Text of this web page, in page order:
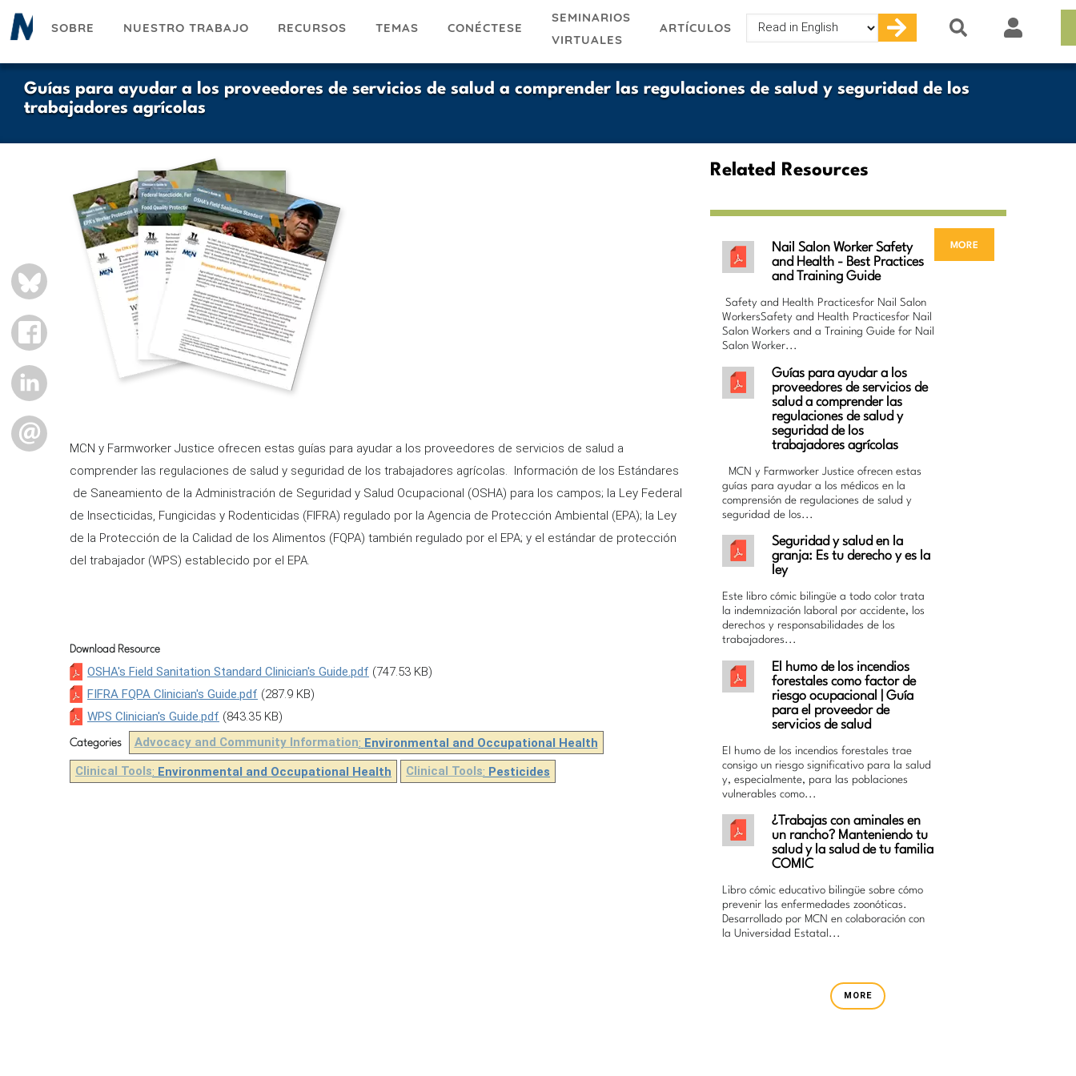
Pasar
principal
SOBRE NUESTRO TRABAJO RECURSOS TEMAS CONÉCTESE
SEMINARIOS
VIRTUALES
ARTÍCULOS
Select
your
Guías para ayudar a los proveedores de servicios de salud a comprender las regulaciones de salud y seguridad de los
trabajadores agrícolas
BLUESKY
FACEBOOK
LINKEDIN
EMAIL
MCN y Farmworker Justice ofrecen estas guías para ayudar a los proveedores de servicios de salud a
comprender las regulaciones de salud y seguridad de los trabajadores agrícolas. Información de los Estándares
de Saneamiento de la Administración de Seguridad y Salud Ocupacional (OSHA) para los campos; la Ley Federal
de Insecticidas, Fungicidas y Rodenticidas (FIFRA) regulado por la Agencia de Protección Ambiental (EPA); la Ley
de la Protección de la Calidad de los Alimentos (FQPA) también regulado por el EPA; y el estándar de protección
del trabajador (WPS) establecido por el EPA.
Download Resource
OSHA's Field Sanitation Standard Clinician's Guide.pdf (747.53 KB)
FIFRA FQPA Clinician's Guide.pdf (287.9 KB)
WPS Clinician's Guide.pdf (843.35 KB)
Categories Advocacy and Community Information: Environmental and Occupational Health
Clinical Tools: Environmental and Occupational Health Clinical Tools: Pesticides
Related Resources
more
Nail Salon Worker Safety
and Health - Best Practices
and Training Guide
Safety and Health Practicesfor Nail Salon
WorkersSafety and Health Practicesfor Nail
Salon Workers and a Training Guide for Nail
Salon Worker...
Guías para ayudar a los
proveedores de servicios de
salud a comprender las
regulaciones de salud y
seguridad de los
trabajadores agrícolas
MCN y Farmworker Justice ofrecen estas
guías para ayudar a los médicos en la
comprensión de regulaciones de salud y
seguridad de los...
Seguridad y salud en la
granja: Es tu derecho y es la
ley
Este libro cómic bilingüe a todo color trata
la indemnización laboral por accidente, los
derechos y responsabilidades de los
trabajadores...
El humo de los incendios
forestales como factor de
riesgo ocupacional | Guía
para el proveedor de
servicios de salud
El humo de los incendios forestales trae
consigo un riesgo significativo para la salud
y, especialmente, para las poblaciones
vulnerables como...
¿Trabajas con aminales en
un rancho? Manteniendo tu
salud y la salud de tu familia
COMIC
Libro cómic educativo bilingüe sobre cómo
prevenir las enfermedades zoonóticas.
Desarrollado por MCN en colaboración con
la Universidad Estatal...
MORE